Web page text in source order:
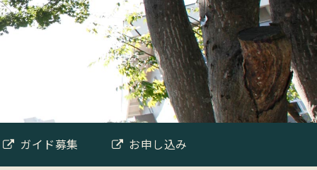
ガイド募集 お申し込み